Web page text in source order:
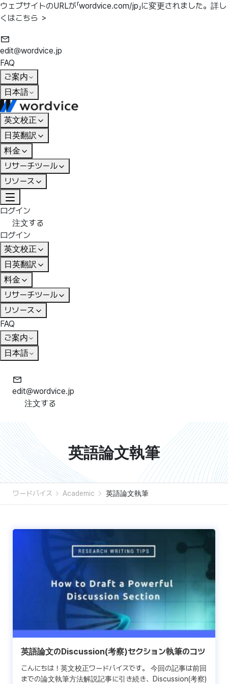
ウェブサイトのURLが「wordvice.com/jp」に変更されました。 詳し
くはこちら ＞
edit@wordvice.jp
FAQ
ご案内
日本語
英文校正
日英翻訳
料金
リサーチツール
リソース
ログイン
注文する
ログイン
英文校正
日英翻訳
料金
リサーチツール
リソース
FAQ
ご案内
日本語
edit@wordvice.jp
注文する
英語論文執筆
ワードバイス Academic 英語論文執筆
英語論文のDiscussion(考察)セクション執筆のコツ
こんにちは！英文校正ワードバイスです。 今回の記事は前回
までの論文執筆方法解説記事に引き続き、Discussion(考察)